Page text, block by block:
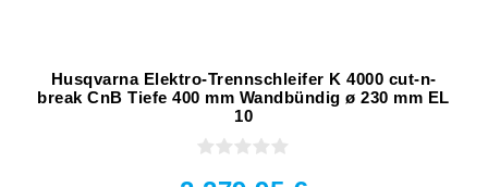
Husqvarna Elektro-Trennschleifer K 4000 cut-n-
break CnB Tiefe 400 mm Wandbündig ø 230 mm EL
10